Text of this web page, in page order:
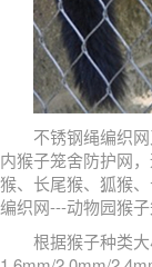
不锈钢绳编织
内猴子笼舍防护网
猴、长尾猴、狐猴
编织网---动物园猴
根据猴子种类